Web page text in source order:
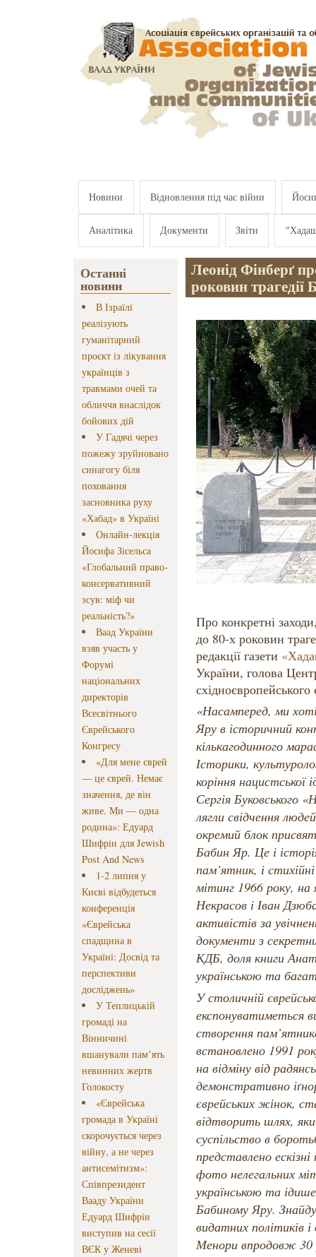
Новини Відновлення під час війни
Аналітика Документи Звіти
Останні
новини
В Ізраїлі
реалізують
гуманітарний
проєкт із лікування
українців з
травмами очей та
обличчя внаслідок
бойових дій
У Гадячі через
пожежу зруйновано
синагогу біля
поховання
засновника руху
«Хабад» в Україні
Онлайн-лекція
Йосифа Зісельса
«Глобальний право-
консервативний
зсув: міф чи
реальність?»
Ваад України
взяв участь у
Форумі
національних
директорів
Всесвітнього
Єврейського
Конгресу
«Для мене єврей
— це єврей. Немає
значення, де він
живе. Ми — одна
родина»: Едуард
Шифрін для Jewish
Post And News
1-2 липня у
Києві відбудеться
конференція
«Єврейська
спадщина в
Україні: Досвід та
перспективи
досліджень»
У Теплицькій
громаді на
Вінничині
вшанували пам’ять
невинних жертв
Голокосту
«Єврейська
громада в Україні
скорочується через
війну, а не через
антисемітизм»:
Співпрезидент
Вааду України
Едуард Шифрін
виступив на сесії
ВЄК у Женеві
Леонід Фінберґ
роковин трагедії
Про конкретні
до 80-х роковин
редакції газети
України, голова
«Насамперед, ми
Яру в історичний
кількагодинного
Історики,
коріння нацистської
Сергія Буковського
лягли свідчення
окремий блок
Бабин Яр. Це і
пам’ятник, і
мітинг 1966 року, на
Некрасов і Іван
активістів за
документи з
КДБ, доля книги
українською та
У столичній
експонуватиметься
створення
встановлено 1991
на відміну від
демонстративно
єврейських жінок,
відтворить шлях,
суспільство в
представлено
фото нелегальних
українською та
Бабиному Яру.
видатних політиків і
Менори впродовж 30